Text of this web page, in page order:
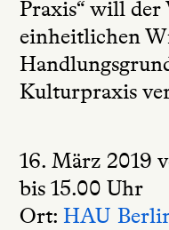
Praxis“ will der
einheitlichen
Kulturpraxis
16. März 2019
bis 15.00 Uhr
Ort:HAU